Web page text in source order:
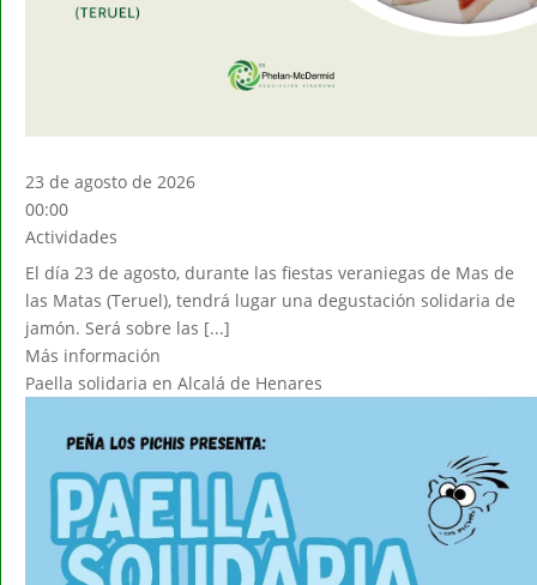
23 de agosto de 2026
00:00
Actividades
El día 23 de agosto, durante las fiestas veraniegas de Mas de
las Matas (Teruel), tendrá lugar una degustación solidaria de
jamón. Será sobre las [...]
Más información
Paella solidaria en Alcalá de Henares